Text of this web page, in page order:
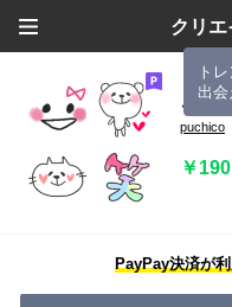
クリ
ト
出会
ごち
puchico
￥190
PayPay決済が